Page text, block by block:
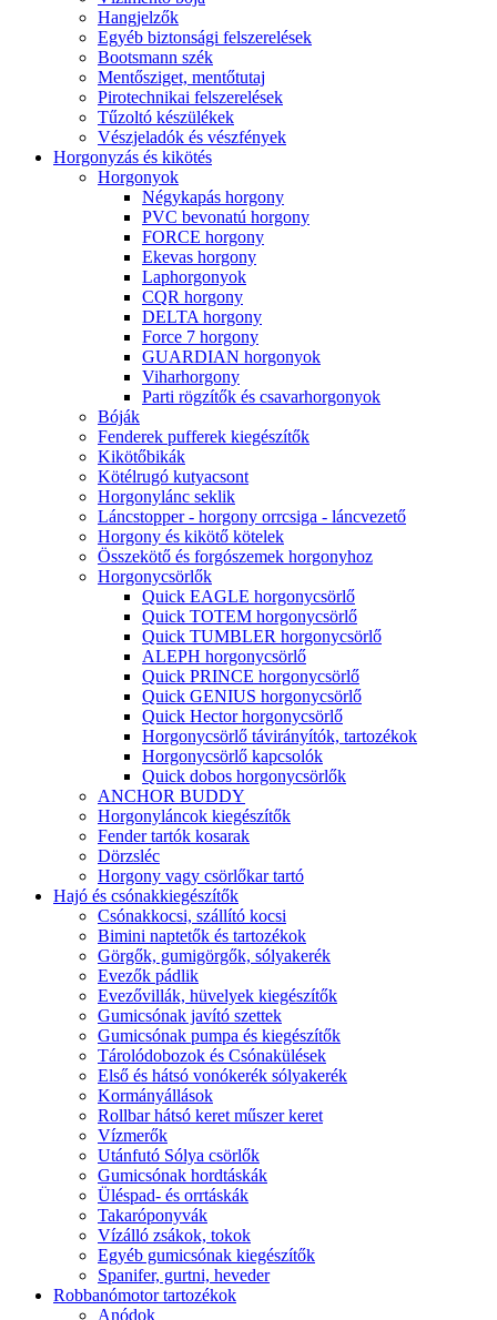
Hangjelzők
Egyéb biztonsági felszerelések
Bootsmann szék
Mentősziget, mentőtutaj
Pirotechnikai felszerelések
Tűzoltó készülékek
Vészjeladók és vészfények
Horgonyzás és kikötés
Horgonyok
Négykapás horgony
PVC bevonatú horgony
FORCE horgony
Ekevas horgony
Laphorgonyok
CQR horgony
DELTA horgony
Force 7 horgony
GUARDIAN horgonyok
Viharhorgony
Parti rögzítők és csavarhorgonyok
Bóják
Fenderek pufferek kiegészítők
Kikötőbikák
Kötélrugó kutyacsont
Horgonylánc seklik
Láncstopper - horgony orrcsiga - láncvezető
Horgony és kikötő kötelek
Összekötő és forgószemek horgonyhoz
Horgonycsörlők
Quick EAGLE horgonycsörlő
Quick TOTEM horgonycsörlő
Quick TUMBLER horgonycsörlő
ALEPH horgonycsörlő
Quick PRINCE horgonycsörlő
Quick GENIUS horgonycsörlő
Quick Hector horgonycsörlő
Horgonycsörlő távirányítók, tartozékok
Horgonycsörlő kapcsolók
Quick dobos horgonycsörlők
ANCHOR BUDDY
Horgonyláncok kiegészítők
Fender tartók kosarak
Dörzsléc
Horgony vagy csörlőkar tartó
Hajó és csónakkiegészítők
Csónakkocsi, szállító kocsi
Bimini naptetők és tartozékok
Görgők, gumigörgők, sólyakerék
Evezők pádlik
Evezővillák, hüvelyek kiegészítők
Gumicsónak javító szettek
Gumicsónak pumpa és kiegészítők
Tárolódobozok és Csónakülések
Első és hátsó vonókerék sólyakerék
Kormányállások
Rollbar hátsó keret műszer keret
Vízmerők
Utánfutó Sólya csörlők
Gumicsónak hordtáskák
Üléspad- és orrtáskák
Takaróponyvák
Vízálló zsákok, tokok
Egyéb gumicsónak kiegészítők
Spanifer, gurtni, heveder
Robbanómotor tartozékok
Anódok